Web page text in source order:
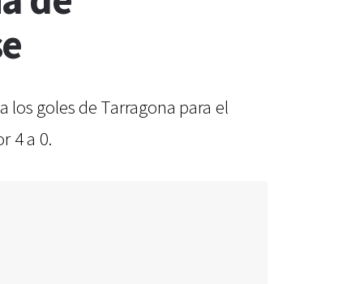
los goles de Tarragona para el
4 a 0.